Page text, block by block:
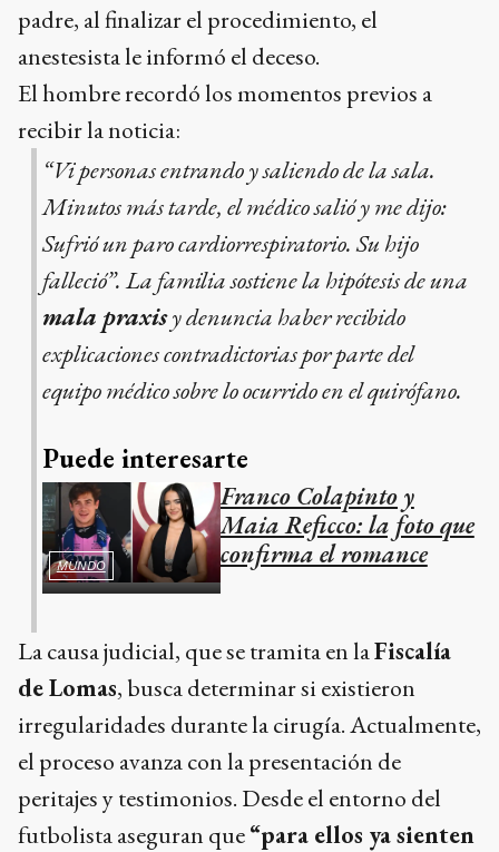
padre, al finalizar el procedimiento, el
anestesista le informó el deceso.
El hombre recordó los momentos previos a
recibir la noticia:
“Vi personas entrando y saliendo de la sala.
Minutos más tarde, el médico salió y me dijo:
Sufrió un paro cardiorrespiratorio. Su hijo
falleció”. La familia sostiene la hipótesis de una
mala praxisy denuncia haber recibido
explicaciones contradictorias por parte del
equipo médico sobre lo ocurrido en el quirófano.
Puede interesarte
MUNDO
Franco Colapinto y
Maia Reficco: la foto que
confirma el romance
La causa judicial, que se tramita en laFiscalía
de Lomas, busca determinar si existieron
irregularidades durante la cirugía. Actualmente,
el proceso avanza con la presentación de
peritajes y testimonios. Desde el entorno del
futbolista aseguran que“para ellos ya sienten